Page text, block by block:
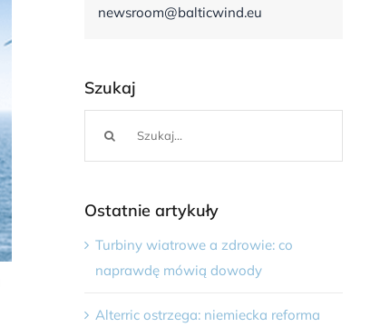
newsroom@balticwind.eu
Szukaj
Ostatnie artykuły
Turbiny wiatrowe a zdrowie: co
naprawdę mówią dowody
Alterric ostrzega: niemiecka reforma